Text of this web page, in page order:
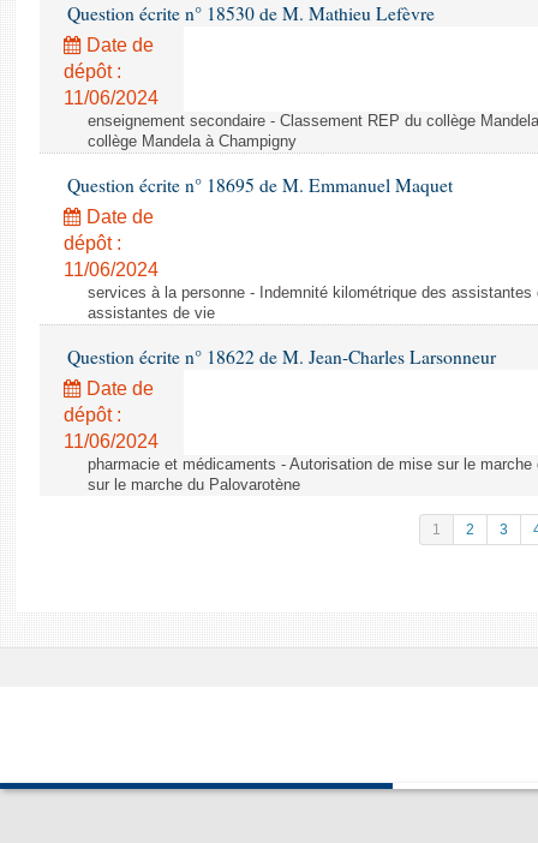
Question écrite n° 18530 de M. Mathieu Lefèvre
Date de
dépôt :
11/06/2024
enseignement secondaire - Classement REP du collège
collège Mandela à Champigny
Question écrite n° 18695 de M. Emmanuel Maquet
Date de
dépôt :
11/06/2024
services à la personne - Indemnité kilométrique des
assistantes de vie
Question écrite n° 18622 de M. Jean-Charles Larsonneur
Date de
dépôt :
11/06/2024
pharmacie et médicaments - Autorisation de mise sur le
sur le marche du Palovarotène
1 2 3